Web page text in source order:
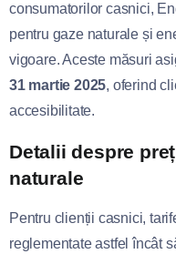
consumatorilor casnici,
pentru gaze naturale și
vigoare. Aceste măsuri
31 martie 2025, oferind
accesibilitate.
Detalii despre
naturale
Pentru clienții casnici,
reglementate astfel încât